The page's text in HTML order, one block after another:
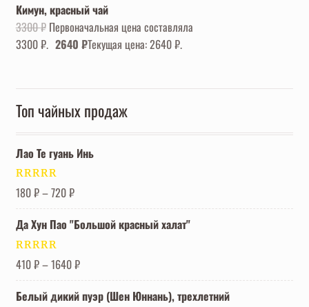
Кимун, красный чай
3300₽ Первоначальная цена составляла
3300 ₽. 2640 ₽Текущая цена: 2640 ₽.
Топ чайных продаж
Лао Те гуань Инь
Оценка5.00
из 5
180₽–720₽
Да Хун Пао "Большой красный халат"
Оценка5.00
из 5
410₽–1640₽
Белый дикий пуэр (Шен Юннань), трехлетний